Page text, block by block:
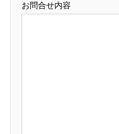
お問合せ内容